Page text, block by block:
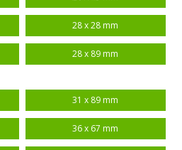
28 x 28 mm
28 x 89 mm
31 x 89 mm
36 x 67 mm